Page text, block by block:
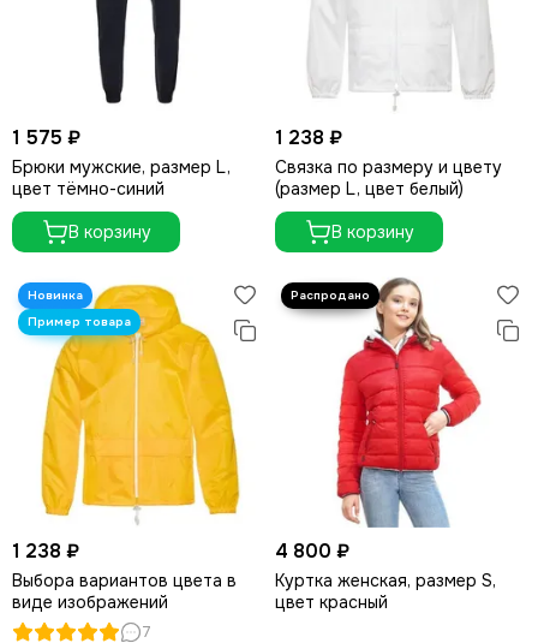
1 575 ₽
Брюки мужские, размер L,
цвет тёмно-синий
В корзину
1 238 ₽
Связка по размеру и цвету
(размер L, цвет белый)
В корзину
1 238 ₽
Выбора вариантов цвета в
виде изображений
7
4 800 ₽
Куртка женская, размер S,
цвет красный